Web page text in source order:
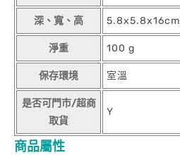
深、寬、高 5.8x5.8x16cm
淨重 100 g
保存環境 室溫
是否可門市/超商
取貨
Y
商品屬性